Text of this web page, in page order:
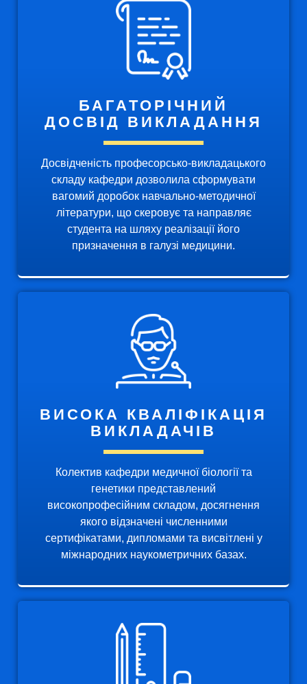
БАГАТОРІЧНИЙ
ДОСВІД ВИКЛАДАННЯ
Досвідченість професорсько-викладацького
складу кафедри дозволила сформувати
вагомий доробок навчально-методичної
літератури, що скеровує та направляє
студента на шляху реалізації його
призначення в галузі медицини.
ВИСОКА КВАЛІФІКАЦІЯ
ВИКЛАДАЧІВ
Колектив кафедри медичної біології та
генетики представлений
високопрофесійним складом, досягнення
якого відзначені численними
сертифікатами, дипломами та висвітлені у
міжнародних наукометричних базах.